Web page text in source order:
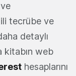
tecrübe ve
detaylı
kitabın web
hesaplarını